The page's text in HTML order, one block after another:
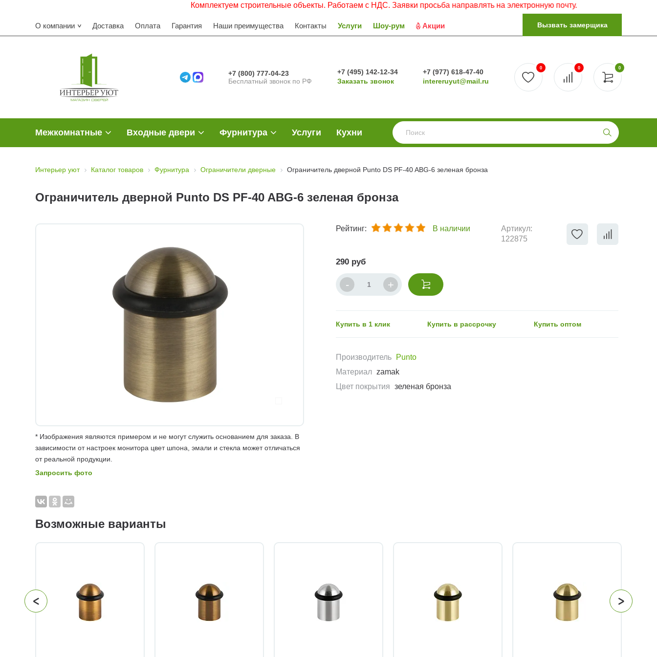
Комплектуем строительные объекты. Работаем с НДС. Заявки просьба направлять на электронную почту.
О компании Доставка Оплата Гарантия Наши преимущества Контакты Услуги Шоу-рум Акции Вызвать замерщика
+7 (800) 777-04-23
Бесплатный звонок по РФ
+7 (495) 142-12-34
Заказать звонок
+7 (977) 618-47-40
intereruyut@mail.ru
0
0 0
Межкомнатные Входные двери Фурнитура Услуги Кухни
Интерьер уют Каталог товаров Фурнитура Ограничители дверные Ограничитель дверной Punto DS PF-40 ABG-6 зеленая бронза
Ограничитель дверной Punto DS PF-40 ABG-6 зеленая бронза
* Изображения являются примером и не могут служить основанием для заказа. В
зависимости от настроек монитора цвет шпона, эмали и стекла может отличаться
от реальной продукции.
Запросить фото
Рейтинг: В наличии
Артикул:
122875
290 руб
Купить в 1 клик Купить в рассрочку Купить оптом
Производитель
Punto
Материал zamak
Цвет покрытия зеленая бронза
Возможные варианты